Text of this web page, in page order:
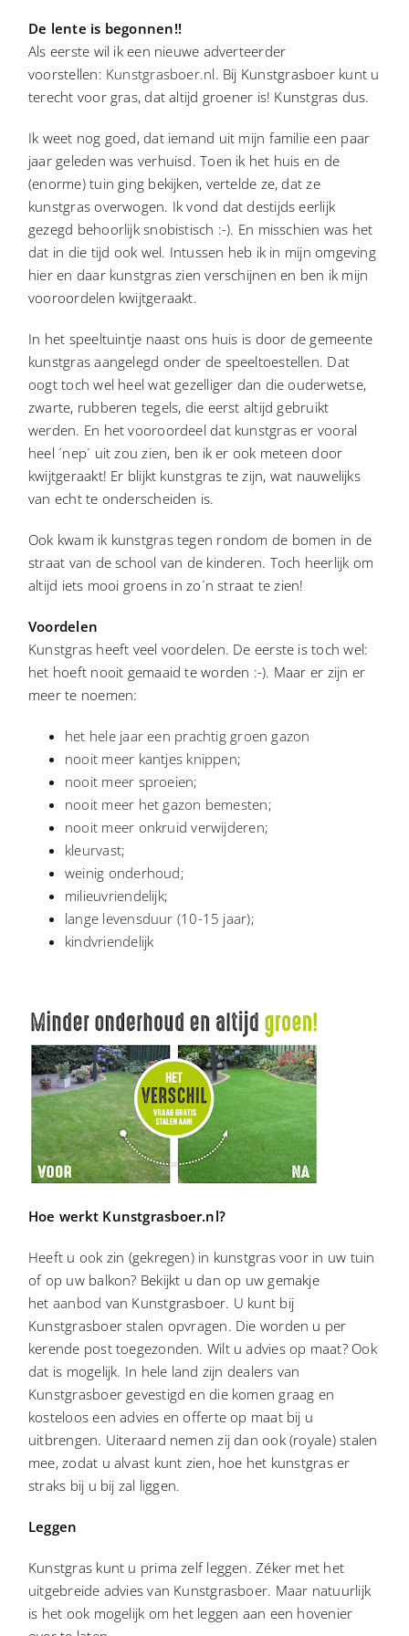
CONTACT
De lente is begonnen!!
Als eerste wil ik een nieuwe adverteerder
voorstellen: Kunstgrasboer.nl. Bij Kunstgrasboer kunt u
terecht voor gras, dat altijd groener is! Kunstgras dus.
Ik weet nog goed, dat iemand uit mijn familie een paar
jaar geleden was verhuisd. Toen ik het huis en de
(enorme) tuin ging bekijken, vertelde ze, dat ze
kunstgras overwogen. Ik vond dat destijds eerlijk
gezegd behoorlijk snobistisch :-). En misschien was het
dat in die tijd ook wel. Intussen heb ik in mijn omgeving
hier en daar kunstgras zien verschijnen en ben ik mijn
vooroordelen kwijtgeraakt.
In het speeltuintje naast ons huis is door de gemeente
kunstgras aangelegd onder de speeltoestellen. Dat
oogt toch wel heel wat gezelliger dan die ouderwetse,
zwarte, rubberen tegels, die eerst altijd gebruikt
werden. En het vooroordeel dat kunstgras er vooral
heel ´nep´ uit zou zien, ben ik er ook meteen door
kwijtgeraakt! Er blijkt kunstgras te zijn, wat nauwelijks
van echt te onderscheiden is.
Ook kwam ik kunstgras tegen rondom de bomen in de
straat van de school van de kinderen. Toch heerlijk om
altijd iets mooi groens in zo´n straat te zien!
Voordelen
Kunstgras heeft veel voordelen. De eerste is toch wel:
het hoeft nooit gemaaid te worden :-). Maar er zijn er
meer te noemen:
het hele jaar een prachtig groen gazon
nooit meer kantjes knippen;
nooit meer sproeien;
nooit meer het gazon bemesten;
nooit meer onkruid verwijderen;
kleurvast;
weinig onderhoud;
milieuvriendelijk;
lange levensduur (10-15 jaar);
kindvriendelijk
Hoe werkt Kunstgrasboer.nl?
Heeft u ook zin (gekregen) in kunstgras voor in uw tuin
of op uw balkon? Bekijkt u dan op uw gemakje
het aanbod van Kunstgrasboer. U kunt bij
Kunstgrasboer stalen opvragen. Die worden u per
kerende post toegezonden. Wilt u advies op maat? Ook
dat is mogelijk. In hele land zijn dealers van
Kunstgrasboer gevestigd en die komen graag en
kosteloos een advies en offerte op maat bij u
uitbrengen. Uiteraard nemen zij dan ook (royale) stalen
mee, zodat u alvast kunt zien, hoe het kunstgras er
straks bij u bij zal liggen.
Leggen
Kunstgras kunt u prima zelf leggen. Zéker met het
uitgebreide advies van Kunstgrasboer. Maar natuurlijk
is het ook mogelijk om het leggen aan een hovenier